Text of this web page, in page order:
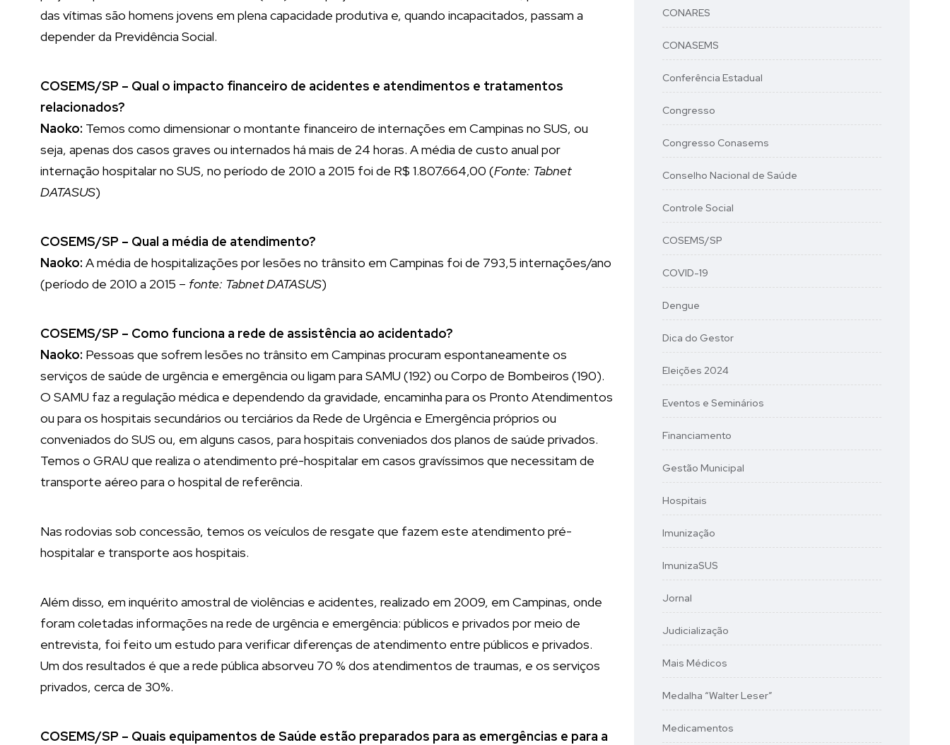
das vítimas são homens jovens em plena capacidade produtiva e, quando incapacitados, passam a
depender da Previdência Social.
COSEMS/SP – Qual o impacto financeiro de acidentes e atendimentos e tratamentos
relacionados?
Naoko: Temos como dimensionar o montante financeiro de internações em Campinas no SUS, ou
seja, apenas dos casos graves ou internados há mais de 24 horas. A média de custo anual por
internação hospitalar no SUS, no período de 2010 a 2015 foi de R$ 1.807.664,00 (Fonte: Tabnet
DATASUS)
COSEMS/SP – Qual a média de atendimento?
Naoko: A média de hospitalizações por lesões no trânsito em Campinas foi de 793,5 internações/ano
(período de 2010 a 2015 – fonte: Tabnet DATASUS)
COSEMS/SP – Como funciona a rede de assistência ao acidentado?
Naoko: Pessoas que sofrem lesões no trânsito em Campinas procuram espontaneamente os
serviços de saúde de urgência e emergência ou ligam para SAMU (192) ou Corpo de Bombeiros (190).
O SAMU faz a regulação médica e dependendo da gravidade, encaminha para os Pronto Atendimentos
ou para os hospitais secundários ou terciários da Rede de Urgência e Emergência próprios ou
conveniados do SUS ou, em alguns casos, para hospitais conveniados dos planos de saúde privados.
Temos o GRAU que realiza o atendimento pré-hospitalar em casos gravíssimos que necessitam de
transporte aéreo para o hospital de referência.
Nas rodovias sob concessão, temos os veículos de resgate que fazem este atendimento pré-
hospitalar e transporte aos hospitais.
Além disso, em inquérito amostral de violências e acidentes, realizado em 2009, em Campinas, onde
foram coletadas informações na rede de urgência e emergência: públicos e privados por meio de
entrevista, foi feito um estudo para verificar diferenças de atendimento entre públicos e privados.
Um dos resultados é que a rede pública absorveu 70 % dos atendimentos de traumas, e os serviços
privados, cerca de 30%.
COSEMS/SP – Quais equipamentos de Saúde estão preparados para as emergências e para a
CONARES
CONASEMS
Conferência Estadual
Congresso
Congresso Conasems
Conselho Nacional de Saúde
Controle Social
COSEMS/SP
COVID-19
Dengue
Dica do Gestor
Eleições 2024
Eventos e Seminários
Financiamento
Gestão Municipal
Hospitais
Imunização
ImunizaSUS
Jornal
Judicialização
Mais Médicos
Medalha “Walter Leser”
Medicamentos